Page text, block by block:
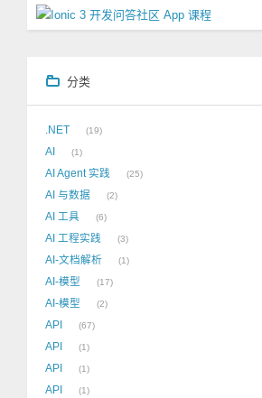
分类
.NET 19
AI 1
AI Agent 实践 25
AI 与数据 2
AI 工具 6
AI 工程实践 3
AI-文档解析 1
AI-模型 17
AI-模型 2
API 67
API 1
API 1
API 1